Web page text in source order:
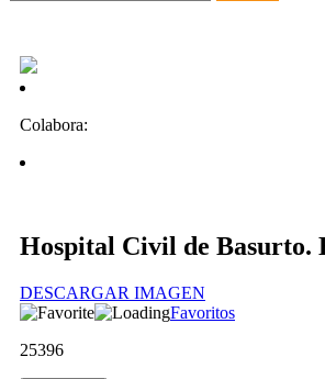
Colabora:
Hospital Civil de Basurto.
DESCARGAR IMAGEN
Favoritos
25396